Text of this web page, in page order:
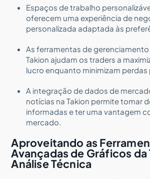
Espaços de trabalho
oferecem uma experiência de
personalizada adaptada às
As ferramentas de
Takion ajudam os traders a
lucro enquanto minimizam
A integração de dados de
notícias na Takion permite tomar
informadas e ter uma vantagem
mercado.
Aproveitando as
Avançadas de Gráficos da
Análise Técnica